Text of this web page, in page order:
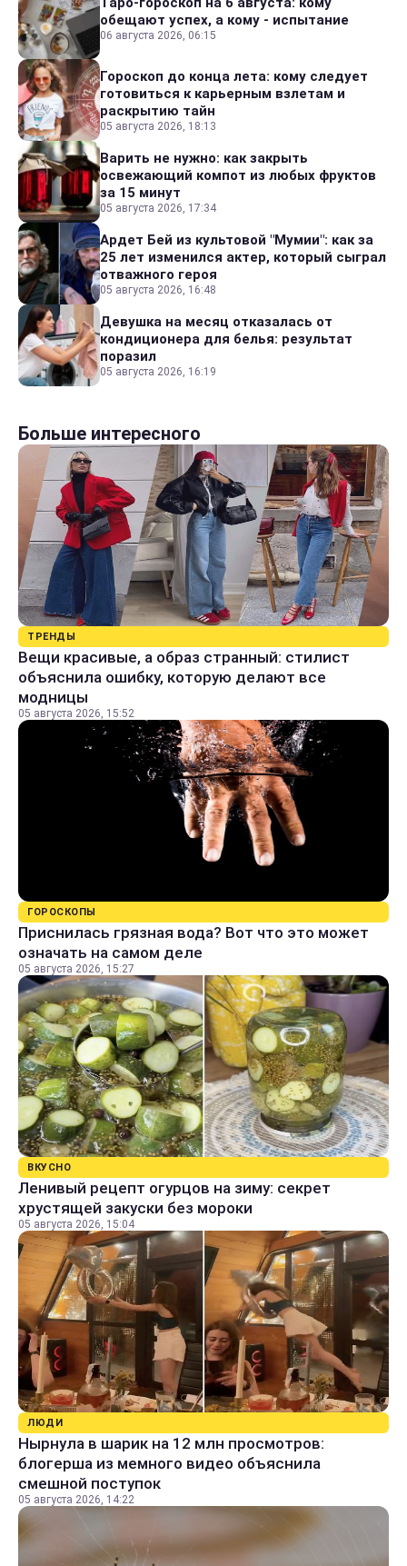
обещают успех, а кому - испытание
06 августа 2026, 06:15
Гороскоп до конца лета: кому следует
готовиться к карьерным взлетам и
раскрытию тайн
05 августа 2026, 18:13
Варить не нужно: как закрыть
освежающий компот из любых фруктов
за 15 минут
05 августа 2026, 17:34
Ардет Бей из культовой "Мумии": как за
25 лет изменился актер, который сыграл
отважного героя
05 августа 2026, 16:48
Девушка на месяц отказалась от
кондиционера для белья: результат
поразил
05 августа 2026, 16:19
Больше интересного
ТРЕНДЫ
Вещи красивые, а образ странный: стилист
объяснила ошибку, которую делают все
модницы
05 августа 2026, 15:52
ГОРОСКОПЫ
Приснилась грязная вода? Вот что это может
означать на самом деле
05 августа 2026, 15:27
ВКУСНО
Ленивый рецепт огурцов на зиму: секрет
хрустящей закуски без мороки
05 августа 2026, 15:04
ЛЮДИ
Нырнула в шарик на 12 млн просмотров:
блогерша из мемного видео объяснила
смешной поступок
05 августа 2026, 14:22